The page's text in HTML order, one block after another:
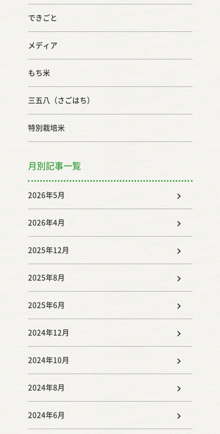
@kameya_bookstore さん #鈴木醤油店 さん
さ さん #miine_primal さん ハーブとスローライ
フの研究家 さん です！ 後援／本宮市
@motomiya_city_fukushima もとみやスポーツ
ネットワーク @motomiya_sportsnetwork
しくどろんこになって 遊びましょう👩‍🌾👨‍🌾✨✨
農業#農家#米#米農家
できごと
メディア
もち米
三五八（さごはち）
特別栽培米
月別記事一覧
2026年5月
2026年4月
2025年12月
2025年8月
2025年6月
2024年12月
2024年10月
2024年8月
2024年6月